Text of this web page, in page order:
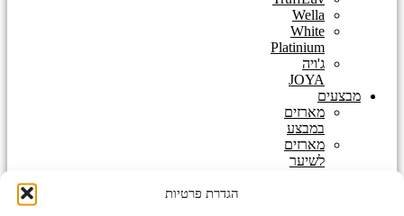
הגדרת פרטיות
Wella
White
Platinium
ג'ויה
JOYA
מבצעים
מארזים
במבצע
מארזים
לשיער